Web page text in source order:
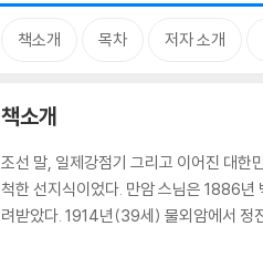
책소개 목차 저자 소개
책소개
조선 말, 일제강점기 그리고 이어진 대
척한 선지식이었다. 만암 스님은 1886년
려받았다. 1914년(39세) 물외암에서 정